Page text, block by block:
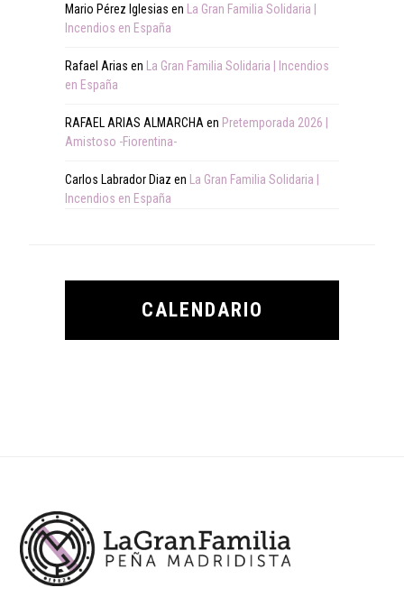
Mario Pérez Iglesias en
La Gran Familia Solidaria |
Incendios en España
Rafael Arias en
La Gran Familia Solidaria | Incendios
en España
RAFAEL ARIAS ALMARCHA en Pretemporada 2026 |
Amistoso -Fiorentina-
Carlos Labrador Diaz en
La Gran Familia Solidaria |
Incendios en España
CALENDARIO